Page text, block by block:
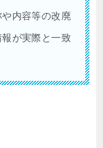
内容等の改廃
が実際と一致